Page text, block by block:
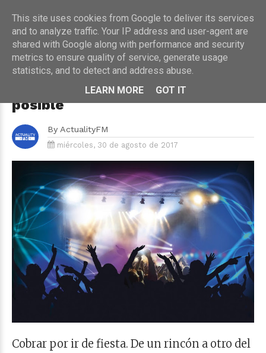
HOME›¡PARA FLIPARLO!
Recorrer el mundo de fiesta en
fiesta por 27.000 euros, es
posible
By ActualityFM
miércoles, 30 de agosto de 2017
Cobrar por ir de fiesta. De un rincón a otro del
This site uses cookies from Google to deliver its services
and to analyze traffic. Your IP address and user-agent are
shared with Google along with performance and security
metrics to ensure quality of service, generate usage
statistics, and to detect and address abuse.
LEARN MORE
GOT IT